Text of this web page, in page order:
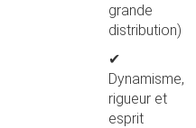
grande
distribution)
✔
Dynamisme,
rigueur et
esprit